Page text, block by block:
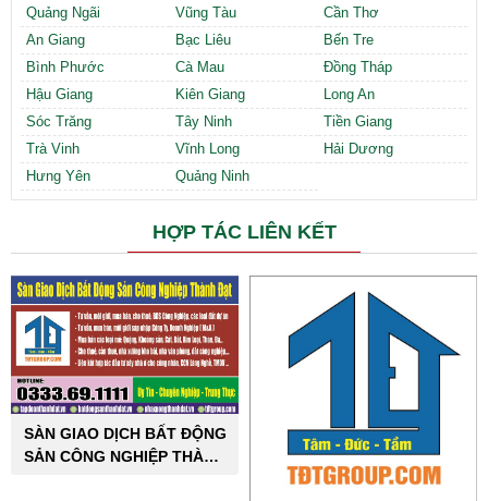
Quảng Ngãi
Vũng Tàu
Cần Thơ
An Giang
Bạc Liêu
Bến Tre
Bình Phước
Cà Mau
Đồng Tháp
Hậu Giang
Kiên Giang
Long An
Sóc Trăng
Tây Ninh
Tiền Giang
Trà Vinh
Vĩnh Long
Hải Dương
Hưng Yên
Quảng Ninh
HỢP TÁC LIÊN KẾT
SÀN GIAO DỊCH BẤT ĐỘNG
SẢN CÔNG NGHIỆP THÀNH